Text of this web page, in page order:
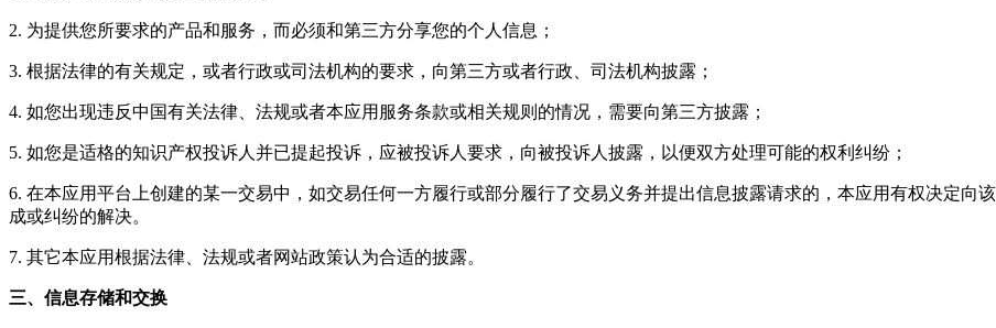
2. 为提供您所要求的产品和服务，而必须和第三方分享您的个人信息；
3. 根据法律的有关规定，或者行政或司法机构的要求，向第三方或者行政、司法机构披露；
4. 如您出现违反中国有关法律、法规或者本应用服务条款或相关规则的情况，需要向第三方披露；
5. 如您是适格的知识产权投诉人并已提起投诉，应被投诉人要求，向被投诉人披露，以便双方处理可能的权利纠纷；
6. 在本应用平台上创建的某一交易中，如交易任何一方履行或部分履行了交易义务并提出信息披露请求的，本应用有权决定向
成或纠纷的解决。
7. 其它本应用根据法律、法规或者网站政策认为合适的披露。
三、信息存储和交换